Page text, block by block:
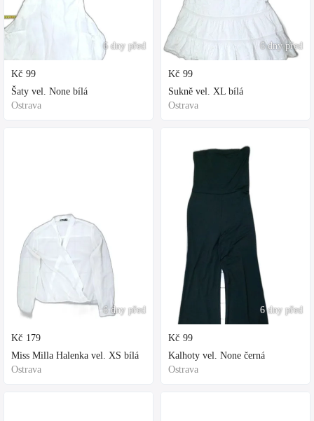
6 dny před
Kč 99
Šaty vel. None bílá
Ostrava
6 dny před
Kč 179
Miss Milla Halenka vel. XS bílá
Ostrava
6 dny před
Kč 99
Sukně vel. XL bílá
Ostrava
6 dny před
Kč 99
Kalhoty vel. None černá
Ostrava